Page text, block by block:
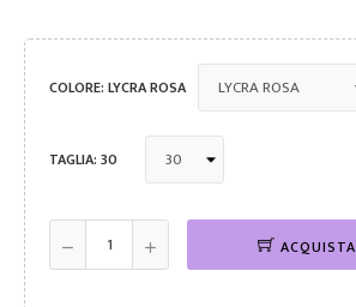
COLORE: LYCRA ROSA
TAGLIA: 30
ACQUISTA